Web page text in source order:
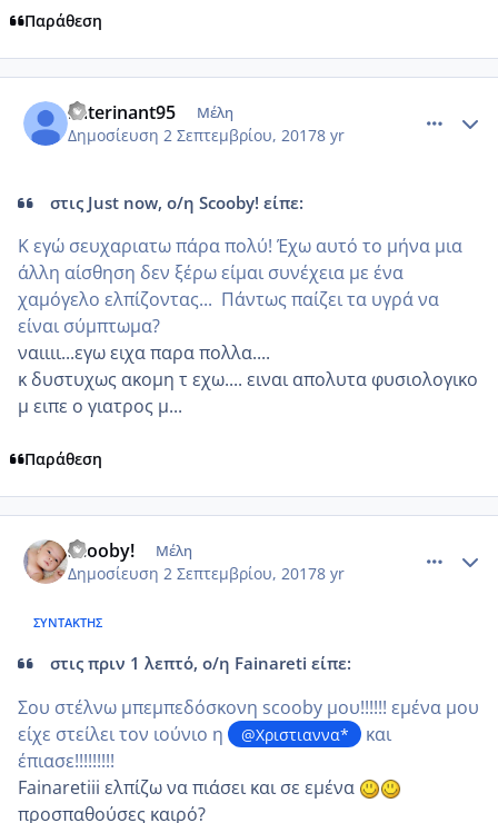
Παράθεση
katerinant95 Μέλη
Δημοσίευση 2 Σεπτεμβρίου, 20178 yr
στις Just now, ο/η Scooby! είπε:
Κ εγώ σευχαριατω πάρα πολύ! Έχω αυτό το μήνα μια
άλλη αίσθηση δεν ξέρω είμαι συνέχεια με ένα
χαμόγελο ελπίζοντας... Πάντως παίζει τα υγρά να
είναι σύμπτωμα?
ναιιιι...εγω ειχα παρα πολλα....
κ δυστυχως ακομη τ εχω.... ειναι απολυτα φυσιολογικο
μ ειπε ο γιατρος μ...
Παράθεση
Scooby! Μέλη
Δημοσίευση 2 Σεπτεμβρίου, 20178 yr
ΣΥΝΤΆΚΤΗΣ
στις πριν 1 λεπτό, ο/η Fainareti είπε:
Σου στέλνω μπεμπεδόσκονη scooby μου!!!!!! εμένα μου
είχε στείλει τον ιούνιο η
@Χριστιαννα*
και
έπιασε!!!!!!!!!
Fainaretiii ελπίζω να πιάσει και σε εμένα
προσπαθούσες καιρό?